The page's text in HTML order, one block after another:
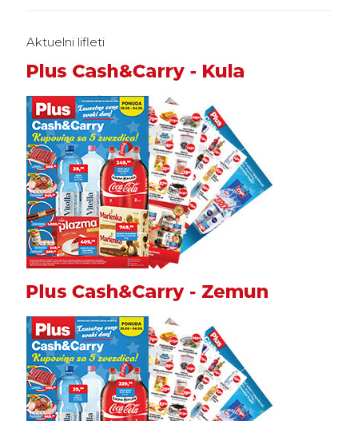
Aktuelni lifleti